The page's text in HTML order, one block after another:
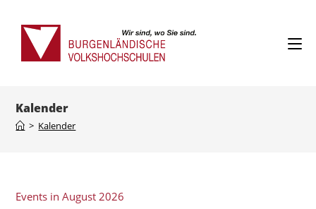
Kalender
> Kalender
Events in August 2026